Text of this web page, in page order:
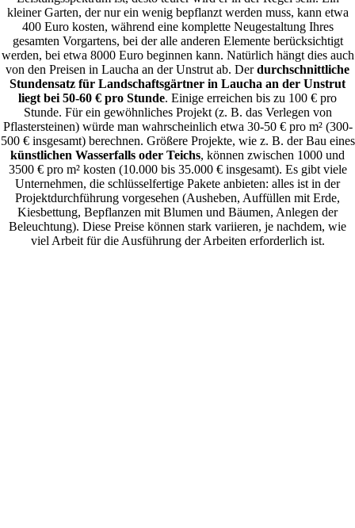
kleiner Garten, der nur ein wenig bepflanzt werden muss, kann etwa
400 Euro kosten, während eine komplette Neugestaltung Ihres
gesamten Vorgartens, bei der alle anderen Elemente berücksichtigt
werden, bei etwa 8000 Euro beginnen kann. Natürlich hängt dies auch
von den Preisen in Laucha an der Unstrut ab. Derdurchschnittliche
Stundensatz für Landschaftsgärtner in Laucha an der Unstrut
liegt bei 50-60 € pro Stunde. Einige erreichen bis zu 100 € pro
Stunde. Für ein gewöhnliches Projekt (z. B. das Verlegen von
Pflastersteinen) würde man wahrscheinlich etwa 30-50 € pro m² (300-
500 € insgesamt) berechnen. Größere Projekte, wie z. B. der Bau eines
künstlichen Wasserfalls oder Teichs, können zwischen 1000 und
3500 € pro m² kosten (10.000 bis 35.000 € insgesamt). Es gibt viele
Unternehmen, die schlüsselfertige Pakete anbieten: alles ist in der
Projektdurchführung vorgesehen (Ausheben, Auffüllen mit Erde,
Kiesbettung, Bepflanzen mit Blumen und Bäumen, Anlegen der
Beleuchtung). Diese Preise können stark variieren, je nachdem, wie
viel Arbeit für die Ausführung der Arbeiten erforderlich ist.